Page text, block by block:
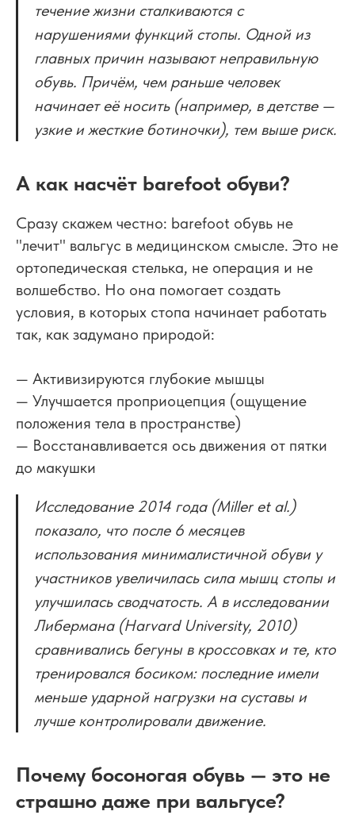
течение жизни сталкиваются с
нарушениями функций стопы. Одной из
главных причин называют неправильную
обувь. Причём, чем раньше человек
начинает её носить (например, в детстве —
узкие и жесткие ботиночки), тем выше риск.
А как насчёт barefoot обуви?
Сразу скажем честно: barefoot обувь не
"лечит" вальгус в медицинском смысле. Это не
ортопедическая стелька, не операция и не
волшебство. Но она помогает создать
условия, в которых стопа начинает работать
так, как задумано природой:
— Активизируются глубокие мышцы
— Улучшается проприоцепция (ощущение
положения тела в пространстве)
— Восстанавливается ось движения от пятки
до макушки
Исследование 2014 года (Miller et al.)
показало, что после 6 месяцев
использования минималистичной обуви у
участников увеличилась сила мышц стопы и
улучшилась сводчатость. А в исследовании
Либермана (Harvard University, 2010)
сравнивались бегуны в кроссовках и те, кто
тренировался босиком: последние имели
меньше ударной нагрузки на суставы и
лучше контролировали движение.
Почему босоногая обувь — это не
страшно даже при вальгусе?